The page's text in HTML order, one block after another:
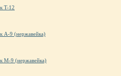
T-12
А-9 (нержавейка)
М-9 (нержавейка)